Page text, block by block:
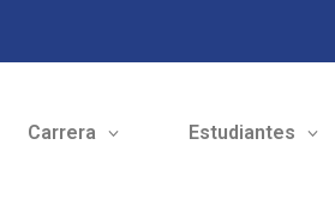
Carrera Estudiantes